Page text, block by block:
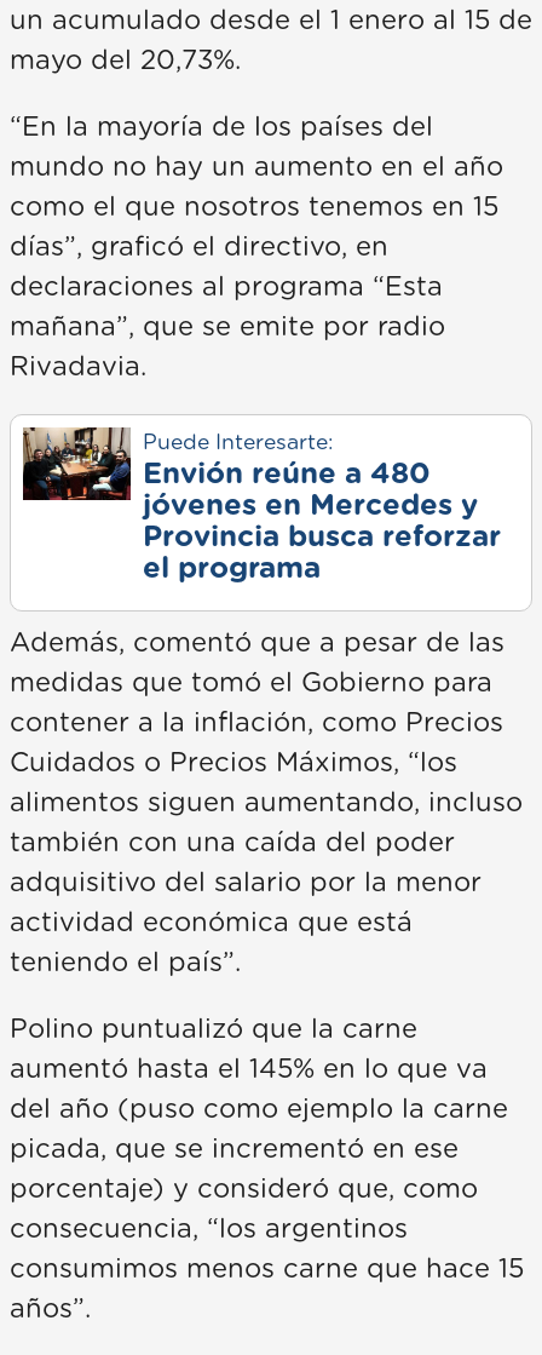
un acumulado desde el 1 enero al 15 de
mayo del 20,73%.
“En la mayoría de los países del
mundo no hay un aumento en el año
como el que nosotros tenemos en 15
días”, graficó el directivo, en
declaraciones al programa “Esta
mañana”, que se emite por radio
Rivadavia.
Puede Interesarte:
Envión reúne a 480
jóvenes en Mercedes y
Provincia busca reforzar
el programa
Además, comentó que a pesar de las
medidas que tomó el Gobierno para
contener a la inflación, como Precios
Cuidados o Precios Máximos, “los
alimentos siguen aumentando, incluso
también con una caída del poder
adquisitivo del salario por la menor
actividad económica que está
teniendo el país”.
Polino puntualizó que la carne
aumentó hasta el 145% en lo que va
del año (puso como ejemplo la carne
picada, que se incrementó en ese
porcentaje) y consideró que, como
consecuencia, “los argentinos
consumimos menos carne que hace 15
años”.